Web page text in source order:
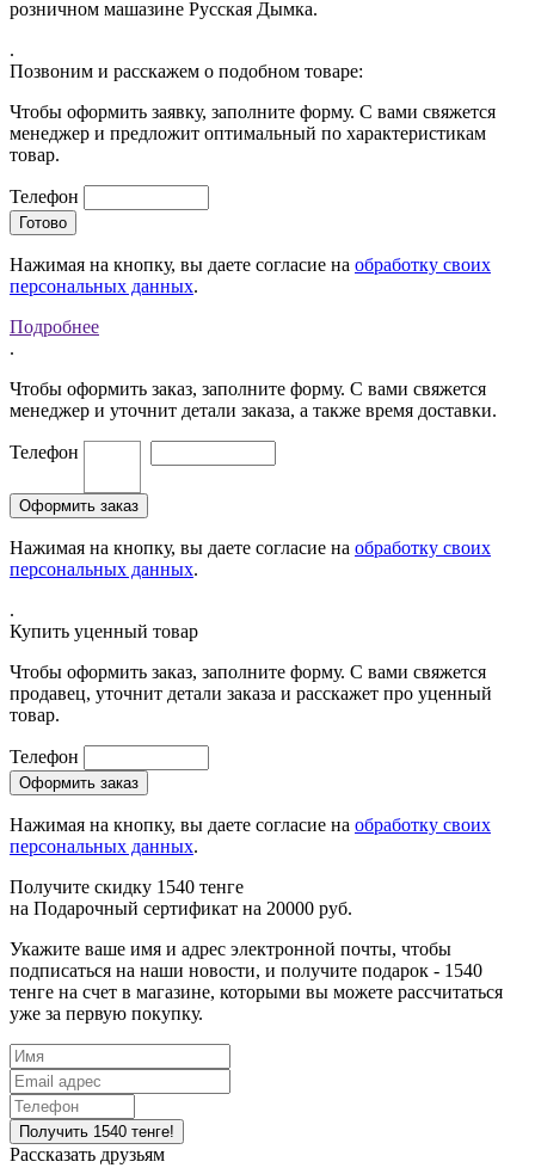
розничном машазине Русская Дымка.
.
Позвоним и расскажем о подобном товаре:
Чтобы оформить заявку, заполните форму. С вами свяжется
менеджер и предложит оптимальный по характеристикам
товар.
Телефон
Нажимая на кнопку, вы даете согласие на обработку своих
персональных данных.
Подробнее
.
Чтобы оформить заказ, заполните форму. С вами свяжется
менеджер и уточнит детали заказа, а также время доставки.
Телефон
Нажимая на кнопку, вы даете согласие на обработку своих
персональных данных.
.
Купить уценный товар
Чтобы оформить заказ, заполните форму. С вами свяжется
продавец, уточнит детали заказа и расскажет про уценный
товар.
Телефон
Нажимая на кнопку, вы даете согласие на обработку своих
персональных данных.
Получите скидку 1540 тенге
на Подарочный сертификат на 20000 руб.
Укажите ваше имя и адрес электронной почты, чтобы
подписаться на наши новости, и получите подарок - 1540
тенге на счет в магазине, которыми вы можете рассчитаться
уже за первую покупку.
Рассказать друзьям